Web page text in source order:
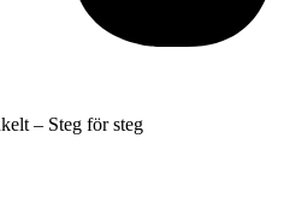
– Steg för steg